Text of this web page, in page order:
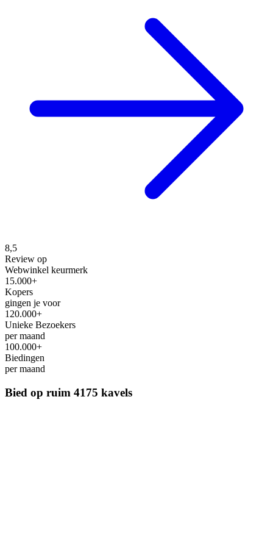
8,5
Review op
Webwinkel keurmerk
15.000+
Kopers
gingen je voor
120.000+
Unieke Bezoekers
per maand
100.000+
Biedingen
per maand
Bied op ruim 4175 kavels